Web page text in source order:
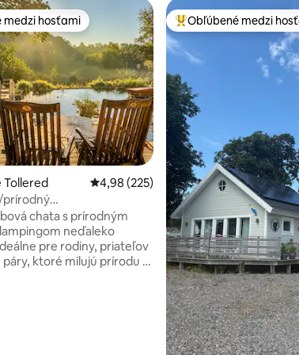
medzi hosťami
medzi hosťami
Tollered Priemerné ohodnotenie 4,98 z 5,
4,98 (225)
prírodný
blízko Göteborgu
chata s prírodným
neďaleko
pre rodiny, priateľov
ktoré milujú prírodu a
Najobľúbenejšie medzi
Obľúbené medzi